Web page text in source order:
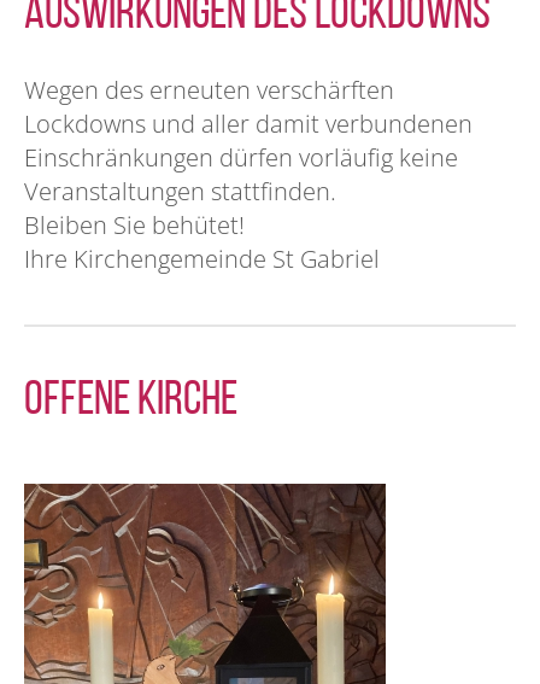
Auswirkungen des Lockdowns
Wegen des erneuten verschärften
Lockdowns und aller damit verbundenen
Einschränkungen dürfen vorläufig keine
Veranstaltungen stattfinden.
Bleiben Sie behütet!
Ihre Kirchengemeinde St Gabriel
Offene Kirche